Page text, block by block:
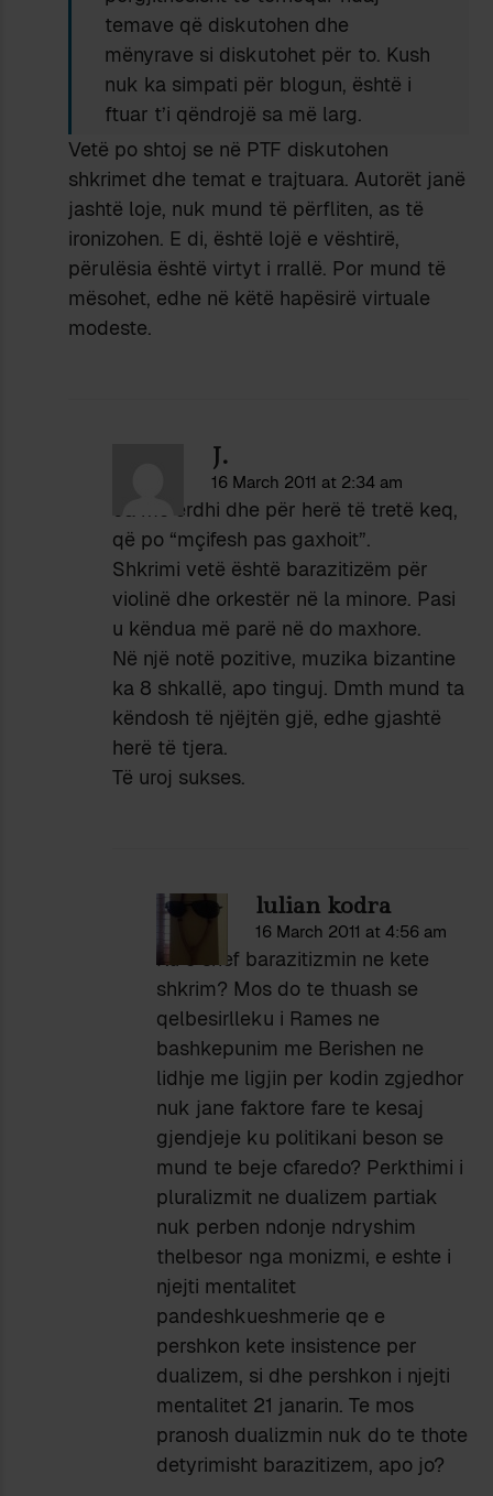
temave që diskutohen dhe
mënyrave si diskutohet për to. Kush
nuk ka simpati për blogun, është i
ftuar t’i qëndrojë sa më larg.
Vetë po shtoj se në PTF diskutohen
shkrimet dhe temat e trajtuara. Autorët janë
jashtë loje, nuk mund të përfliten, as të
ironizohen. E di, është lojë e vështirë,
përulësia është virtyt i rrallë. Por mund të
mësohet, edhe në këtë hapësirë virtuale
modeste.
J.
16 March 2011 at 2:34 am
Ja më erdhi dhe për herë të tretë keq,
që po “mçifesh pas gaxhoit”.
Shkrimi vetë është barazitizëm për
violinë dhe orkestër në la minore. Pasi
u këndua më parë në do maxhore.
Në një notë pozitive, muzika bizantine
ka 8 shkallë, apo tinguj. Dmth mund ta
këndosh të njëjtën gjë, edhe gjashtë
herë të tjera.
Të uroj sukses.
lulian kodra
16 March 2011 at 4:56 am
Ku e shef barazitizmin ne kete
shkrim? Mos do te thuash se
qelbesirlleku i Rames ne
bashkepunim me Berishen ne
lidhje me ligjin per kodin zgjedhor
nuk jane faktore fare te kesaj
gjendjeje ku politikani beson se
mund te beje cfaredo? Perkthimi i
pluralizmit ne dualizem partiak
nuk perben ndonje ndryshim
thelbesor nga monizmi, e eshte i
njejti mentalitet
pandeshkueshmerie qe e
pershkon kete insistence per
dualizem, si dhe pershkon i njejti
mentalitet 21 janarin. Te mos
pranosh dualizmin nuk do te thote
detyrimisht barazitizem, apo jo?